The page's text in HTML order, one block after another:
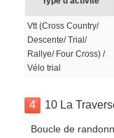
Vtt (Cross Country/
Descente/ Trial/
Rallye/ Four Cross) /
Vélo trial
4 10 La
Boucle de